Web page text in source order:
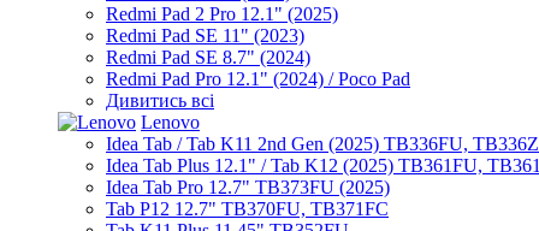
Redmi Pad 2 Pro 12.1" (2025)
Redmi Pad SE 11" (2023)
Redmi Pad SE 8.7" (2024)
Redmi Pad Pro 12.1" (2024) / Poco Pad
Дивитись всі
Lenovo
Idea Tab / Tab K11 2nd Gen (2025) TB336FU,
Idea Tab Plus 12.1" / Tab K12 (2025) TB361FU,
Idea Tab Pro 12.7" TB373FU (2025)
Tab P12 12.7" TB370FU, TB371FC